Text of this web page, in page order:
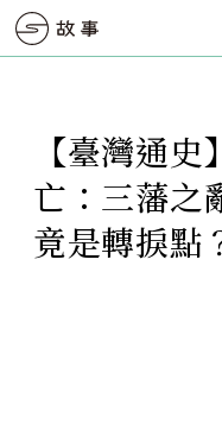
【臺灣通
亡：三藩之
竟是轉捩點